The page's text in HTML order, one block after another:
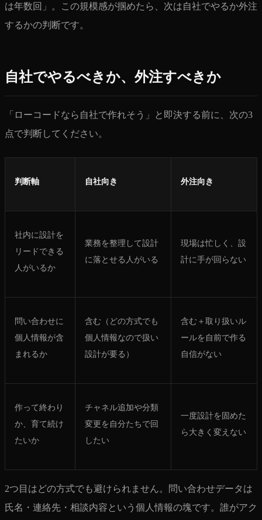
は年数回」。この規模感が掴めたら、次は自社でやるか外注
するかの判断です。
自社でやるべきか、外注すべきか
「ローコードなら自社で作れそう」と即決する前に、次の3
点で判断してください。
判断軸 自社向き 外注向き
社内に設計を
リードできる
人がいるか
業務を整理して設計
に落とせる人がいる
現場は忙しく、設
計に手が回らない
問い合わせに
個人情報が含
まれるか
含む（どの方式でも
個人情報なので扱い
設計が要る）
含む＋取り扱いル
ールを自前で作る
自信がない
作って終わり
か、育て続け
たいか
チャネル追加や分類
変更を自分たちで回
したい
一度設計を固めた
ら大きく変えない
2つ目はどの方式でも避けられません。問い合わせデータは
氏名・連絡先・相談内容という個人情報の塊です。誰がアク